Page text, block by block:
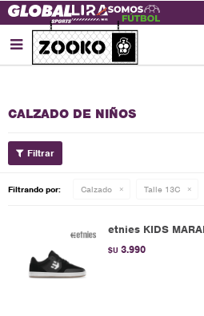

CALZADO DE NIÑOS
Filtrando por: Calzado Talle 13C
etnies KIDS
$U 3.990